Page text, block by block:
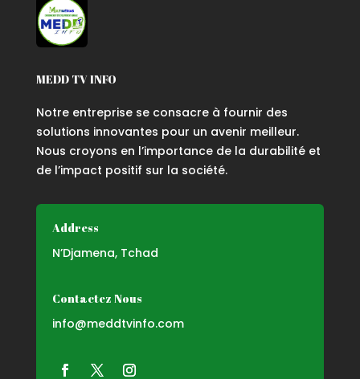
MEDD TV INFO
Notre entreprise se consacre à fournir des
solutions innovantes pour un avenir meilleur.
Nous croyons en l’importance de la durabilité et
de l’impact positif sur la société.
Address
N’Djamena, Tchad
Contactez Nous
info@meddtvinfo.com